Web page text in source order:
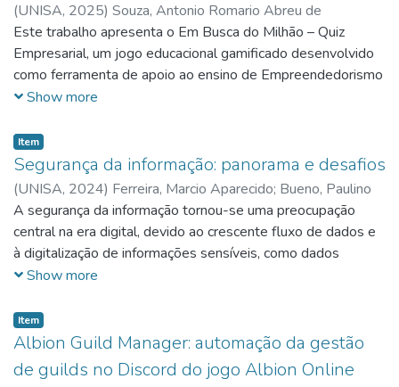
(UNISA, 2025) Souza, Antonio Romario Abreu de
Este trabalho apresenta o Em Busca do Milhão – Quiz
Empresarial, um jogo educacional gamificado desenvolvido
como ferramenta de apoio ao ensino de Empreendedorismo
no ensino superior. A proposta surge da necessidade de
realidade de tomada de decisão das empresas. O jogo foi
implementado em Python/Tkinter, utilizando um banco de
dados local em SQLite com mais de 100 questões
revisadas e categorizadas por tema e dificuldade. Cada
pergunta possui alternativas embaralhadas e explicações
curtas, permitindo que o jogador aprenda de forma ativa,
recebendo feedback imediato sobre seu desempenho. As
negócio — como faturamento e número de clientes —,
estimulando a compreensão de conceitos como margem,
custo, lucro, e indicadores de desempenho (CAC, LTV e
ROI). A avaliação do jogo foi realizada por meio de um
Show more
Item
Segurança da informação: panorama e desafios
(UNISA, 2024) Ferreira, Marcio Aparecido; Bueno, Paulino
Parpineli
A segurança da informação tornou-se uma preocupação
central na era digital, devido ao crescente fluxo de dados e
à digitalização de informações sensíveis, como dados
pessoais e comerciais. O aumento da conectividade trouxe
que exigem uma abordagem robusta para garantir a
confidencialidade, integridade e disponibilidade dos dados.
Embora as soluções tecnológicas estejam evoluindo, muitos
usuários negligenciam práticas básicas de proteção, como
Show more
Item
Albion Guild Manager: automação da gestão
de guilds no Discord do jogo Albion Online